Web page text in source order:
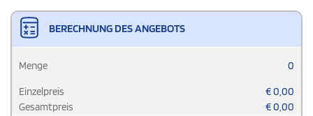
BERECHNUNG DES ANGEBOTS
Menge 0
Einzelpreis €0,00
Gesamtpreis
€0,00